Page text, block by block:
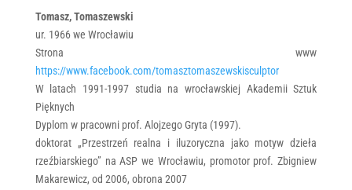
Tomasz, Tomaszewski
ur. 1966 we Wrocławiu
Strona www
https://www.facebook.com/tomasztomaszewskisculptor
W latach 1991-1997 studia na wrocławskiej Akademii Sztuk
Pięknych
Dyplom w pracowni prof. Alojzego Gryta (1997).
doktorat „Przestrzeń realna i iluzoryczna jako motyw dzieła
rzeźbiarskiego” na ASP we Wrocławiu, promotor prof. Zbigniew
Makarewicz, od 2006, obrona 2007